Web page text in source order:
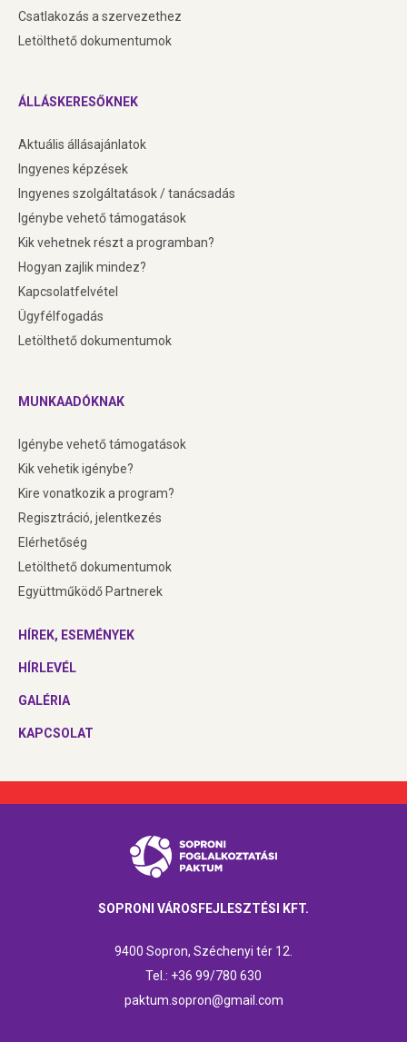
Csatlakozás a szervezethez
Letölthető dokumentumok
ÁLLÁSKERESŐKNEK
Aktuális állásajánlatok
Ingyenes képzések
Ingyenes szolgáltatások / tanácsadás
Igénybe vehető támogatások
Kik vehetnek részt a programban?
Hogyan zajlik mindez?
Kapcsolatfelvétel
Ügyfélfogadás
Letölthető dokumentumok
MUNKAADÓKNAK
Igénybe vehető támogatások
Kik vehetik igénybe?
Kire vonatkozik a program?
Regisztráció, jelentkezés
Elérhetőség
Letölthető dokumentumok
Együttműködő Partnerek
HÍREK, ESEMÉNYEK
HÍRLEVÉL
GALÉRIA
KAPCSOLAT
SOPRONI VÁROSFEJLESZTÉSI KFT.
9400 Sopron, Széchenyi tér 12.
Tel.: +36 99/780 630
paktum.sopron@gmail.com